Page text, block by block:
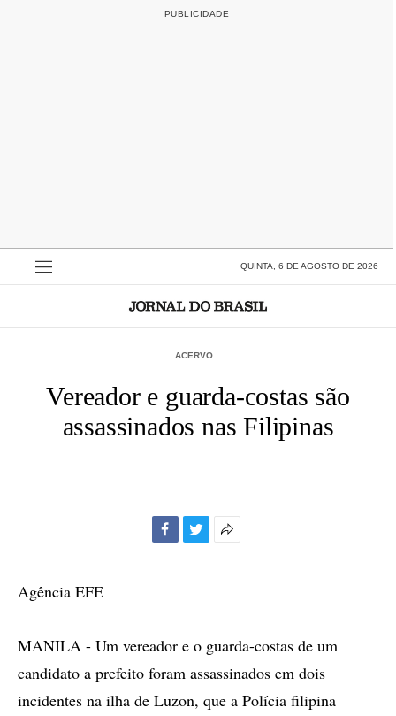
QUINTA, 6 DE AGOSTO DE 2026
ACERVO
Vereador e guarda-costas são
assassinados nas Filipinas
Agência EFE
MANILA - Um vereador e o guarda-costas de um
candidato a prefeito foram assassinados em dois
incidentes na ilha de Luzon, que a Polícia filipina